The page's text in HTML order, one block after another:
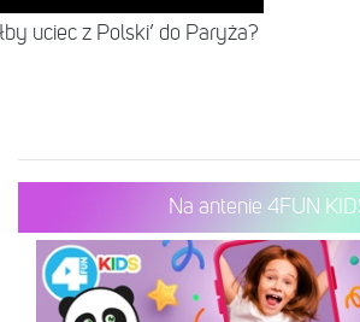
uciec z Polski’ do Paryża?
Na antenie 4FUN